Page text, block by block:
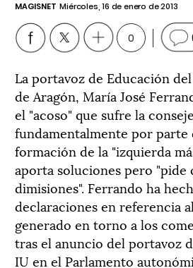
MAGISNET Miércoles, 16 de enero de 2013
0
La portavoz de Educación
de Aragón, María José
el "acoso" que sufre la
fundamentalmente por parte
formación de la "izquierda
aporta soluciones pero "pide
dimisiones". Ferrando ha
declaraciones en referencia
generado en torno a los
tras el anuncio del portavoz
IU en el Parlamento